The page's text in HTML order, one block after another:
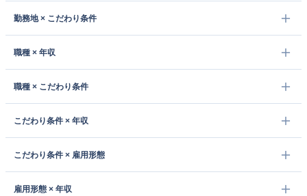
勤務地 × こだわり条件
職種 × 年収
職種 × こだわり条件
こだわり条件 × 年収
こだわり条件 × 雇用形態
雇用形態 × 年収